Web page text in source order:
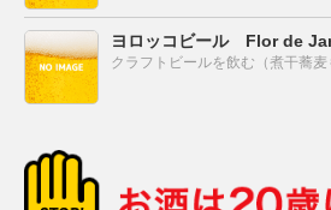
ヨロッコビール Flor de
クラフトビールを飲む（煮干蕎麦